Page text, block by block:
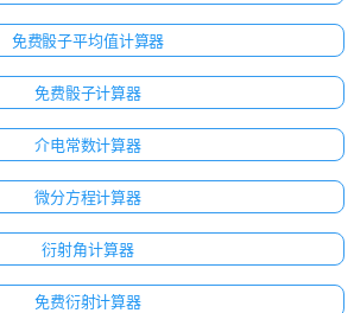
免费骰子平均值计算器
免费骰子计算器
介电常数计算器
微分方程计算器
衍射角计算器
免费衍射计算器